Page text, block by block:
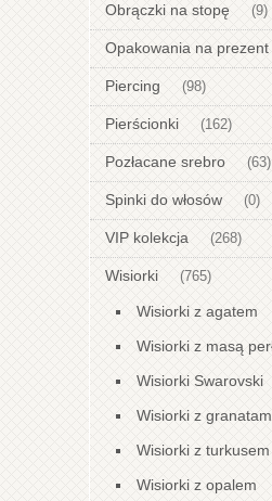
Obrączki na stopę (9)
Opakowania na prezent
Piercing (98)
Pierścionki (162)
Pozłacane srebro (63)
Spinki do włosów (0)
VIP kolekcja (268)
Wisiorki (765)
Wisiorki z agatem
Wisiorki z masą
Wisiorki Swarovski
Wisiorki z
Wisiorki z turkusem
Wisiorki z opalem